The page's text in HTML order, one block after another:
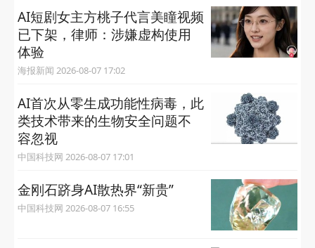
AI短剧女主方桃子代言美瞳视频
已下架，律师：涉嫌虚构使用
体验
海报新闻 2026-08-07 17:02
AI首次从零生成功能性病毒，​此
类技术带来的生物安全问题不
容忽视
中国科技网 2026-08-07 17:01
金刚石跻身AI散热界“新贵”
中国科技网 2026-08-07 16:55